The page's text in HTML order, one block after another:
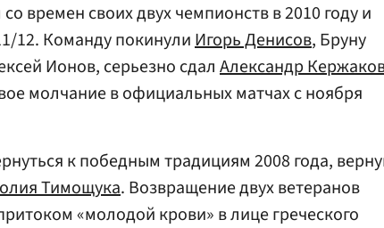
времен своих двух чемпионств в 2010 году и
12. Команду покинулиИгорь Денисов, Бруну
Ионов, серьезно сдал Александр
молчание в официальных матчах с ноября
к победным традициям 2008 года,
Тимощука. Возвращение двух ветеранов
«молодой крови» в лице греческого